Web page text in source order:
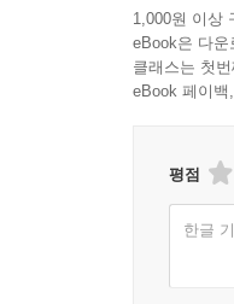
1,000원 이상
eBook은 다
클래스는 첫
eBook 페이
평점
한글